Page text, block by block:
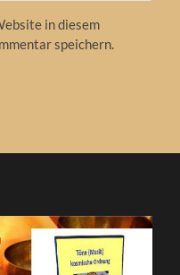
in diesem
speichern.